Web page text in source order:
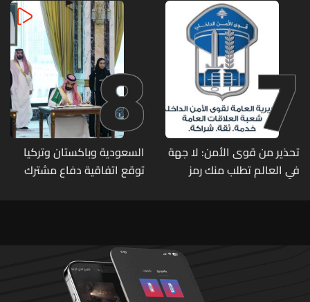
7
تحذير من قوى الأمن: لا جهة
في العالم تطلب منك رمز
8
السعودية وباكستان وتركيا
توقع اتفاقية دفاع مشترك